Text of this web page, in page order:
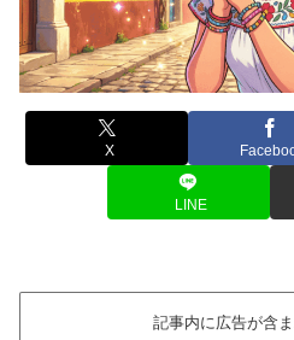
X
LINE
記事内に広告が含ま